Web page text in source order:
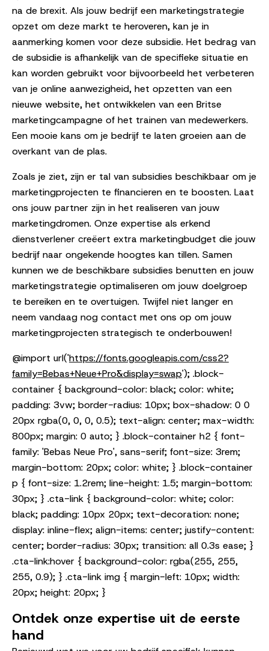
na de brexit. Als jouw bedrijf een marketingstrategie
opzet om deze markt te heroveren, kan je in
aanmerking komen voor deze subsidie. Het bedrag van
de subsidie is afhankelijk van de specifieke situatie en
kan worden gebruikt voor bijvoorbeeld het verbeteren
van je online aanwezigheid, het opzetten van een
nieuwe website, het ontwikkelen van een Britse
marketingcampagne of het trainen van medewerkers.
Een mooie kans om je bedrijf te laten groeien aan de
overkant van de plas.
Zoals je ziet, zijn er tal van subsidies beschikbaar om je
marketingprojecten te financieren en te boosten. Laat
ons jouw partner zijn in het realiseren van jouw
marketingdromen. Onze expertise als erkend
dienstverlener creëert extra marketingbudget die jouw
bedrijf naar ongekende hoogtes kan tillen. Samen
kunnen we de beschikbare subsidies benutten en jouw
marketingstrategie optimaliseren om jouw doelgroep
te bereiken en te overtuigen. Twijfel niet langer en
neem vandaag nog contact met ons op om jouw
marketingprojecten strategisch te onderbouwen!
@import url('https://fonts.googleapis.com/css2?
family=Bebas+Neue+Pro&display=swap'); .block-
container { background-color: black; color: white;
padding: 3vw; border-radius: 10px; box-shadow: 0 0
20px rgba(0, 0, 0, 0.5); text-align: center; max-width:
800px; margin: 0 auto; } .block-container h2 { font-
family: 'Bebas Neue Pro', sans-serif; font-size: 3rem;
margin-bottom: 20px; color: white; } .block-container
p { font-size: 1.2rem; line-height: 1.5; margin-bottom:
30px; } .cta-link { background-color: white; color:
black; padding: 10px 20px; text-decoration: none;
display: inline-flex; align-items: center; justify-content:
center; border-radius: 30px; transition: all 0.3s ease; }
.cta-link:hover { background-color: rgba(255, 255,
255, 0.9); } .cta-link img { margin-left: 10px; width:
20px; height: 20px; }
Ontdek onze expertise uit de eerste
hand